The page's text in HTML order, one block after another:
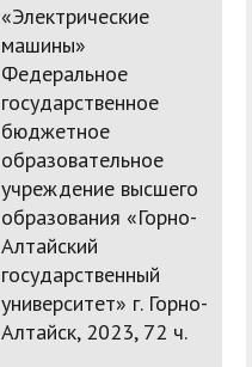
«Электрические
машины»
Федеральное
государственное
бюджетное
образовательное
учреждение высшего
образования «Горно-
Алтайский
государственный
университет» г. Горно-
Алтайск, 2023, 72 ч.